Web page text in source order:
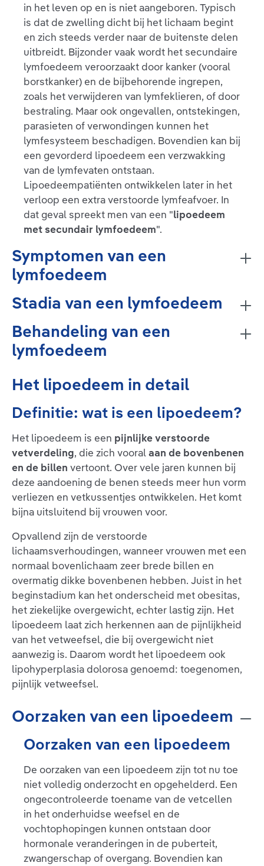
in het leven op en is niet aangeboren. Typisch
is dat de zwelling dicht bij het lichaam begint
en zich steeds verder naar de buitenste delen
uitbreidt. Bijzonder vaak wordt het secundaire
lymfoedeem veroorzaakt door kanker (vooral
borstkanker) en de bijbehorende ingrepen,
zoals het verwijderen van lymfeklieren, of door
bestraling. Maar ook ongevallen, ontstekingen,
parasieten of verwondingen kunnen het
lymfesysteem beschadigen. Bovendien kan bij
een gevorderd lipoedeem een verzwakking
van de lymfevaten ontstaan.
Lipoedeempatiënten ontwikkelen later in het
verloop een extra verstoorde lymfeafvoer. In
dat geval spreekt men van een "lipoedeem
met secundair lymfoedeem".
Symptomen van een
lymfoedeem
Stadia van een lymfoedeem
Behandeling van een
lymfoedeem
Het lipoedeem in detail
Definitie: wat is een lipoedeem?
Het lipoedeem is een pijnlijke verstoorde
vetverdeling, die zich vooralaan de bovenbenen
en de billen vertoont. Over vele jaren kunnen bij
deze aandoening de benen steeds meer hun vorm
verliezen en vetkussentjes ontwikkelen. Het komt
bijna uitsluitend bij vrouwen voor.
Opvallend zijn de verstoorde
lichaamsverhoudingen, wanneer vrouwen met een
normaal bovenlichaam zeer brede billen en
overmatig dikke bovenbenen hebben. Juist in het
beginstadium kan het onderscheid met obesitas,
het ziekelijke overgewicht, echter lastig zijn. Het
lipoedeem laat zich herkennen aan de pijnlijkheid
van het vetweefsel, die bij overgewicht niet
aanwezig is. Daarom wordt het lipoedeem ook
lipohyperplasia dolorosa genoemd: toegenomen,
pijnlijk vetweefsel.
Oorzaken van een lipoedeem
Oorzaken van een lipoedeem
De oorzaken van een lipoedeem zijn tot nu toe
niet volledig onderzocht en opgehelderd. Een
ongecontroleerde toename van de vetcellen
in het onderhuidse weefsel en de
vochtophopingen kunnen ontstaan door
hormonale veranderingen in de puberteit,
zwangerschap of overgang. Bovendien kan